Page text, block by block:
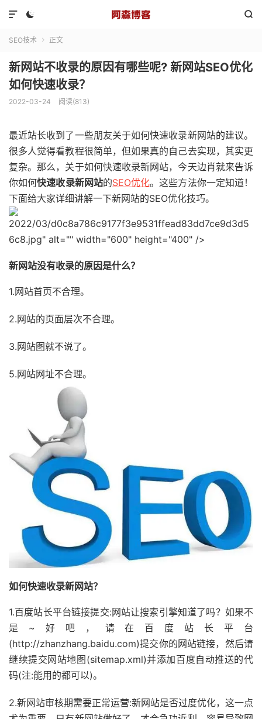
 

SEO技术  正文
新网站不收录的原因有哪些呢? 新网站SEO优化
如何快速收录？
2022-03-24 阅读(813)
最近站长收到了一些朋友关于如何快速收录新网站的建议。
很多人觉得看教程很简单，但如果真的自己去实现，其实更
复杂。那么，关于如何快速收录新网站，今天边肖就来告诉
你如何快速收录新网站的SEO优化。这些方法你一定知道！
下面给大家详细讲解一下新网站的SEO优化技巧。
2022/03/d0c8a786c9177f3e9531ffead83dd7ce9d3d5
6c8.jpg" alt="" width="600" height="400" />
新网站没有收录的原因是什么？
1.网站首页不合理。
2.网站的页面层次不合理。
3.网站图就不说了。
5.网站网址不合理。
如何快速收录新网站？
1.百度站长平台链接提交:网站让搜索引擎知道了吗？如果不
是~好吧，请在百度站长平台
(http://zhanzhang.baidu.com)提交你的网站链接，然后请
继续提交网站地图(sitemap.xml)并添加百度自动推送的代
码(注:能用的都可以)。
2.新网站审核期需要正常运营:新网站是否过度优化，这一点